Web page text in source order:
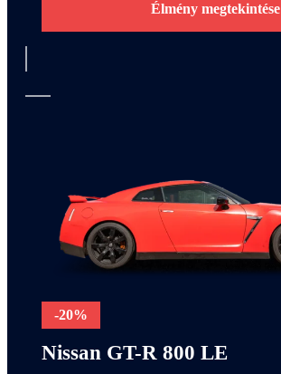
Élmény megtekintése
-20%
Nissan GT-R 800 LE